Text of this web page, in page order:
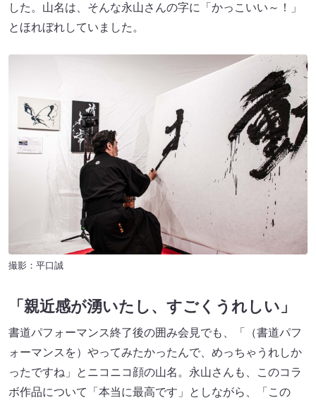
した。山名は、そんな永山さんの字に「かっこいい～！」
とほれぼれしていました。
撮影：平口誠
「 親近感が湧いたし、すごくうれしい」
書道パフォーマンス終了後の囲み会見でも、「（書道パフ
ォーマンスを）やってみたかったんで、めっちゃうれしか
ったですね」とニコニコ顔の山名。永山さんも、このコラ
ボ作品について「本当に最高です」としながら、「この